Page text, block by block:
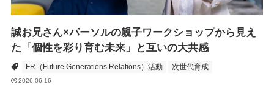
誠お兄さん×パーソルの親子ワークショップから見え
た「個性を彩り育む未来」と互いの大共感
FR（Future Generations Relations）活動 次世代育成
2026.06.16